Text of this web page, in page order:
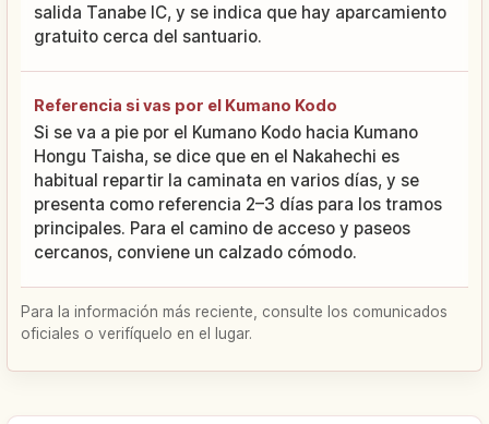
salida Tanabe IC, y se indica que hay aparcamiento
gratuito cerca del santuario.
Referencia si vas por el Kumano Kodo
Si se va a pie por el Kumano Kodo hacia Kumano
Hongu Taisha, se dice que en el Nakahechi es
habitual repartir la caminata en varios días, y se
presenta como referencia 2–3 días para los tramos
principales. Para el camino de acceso y paseos
cercanos, conviene un calzado cómodo.
Para la información más reciente, consulte los comunicados
oficiales o verifíquelo en el lugar.